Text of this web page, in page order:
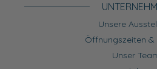
Unsere
Öffnungszeiten &
Unser